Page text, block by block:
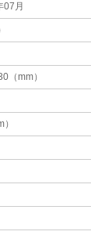
07月
（mm）